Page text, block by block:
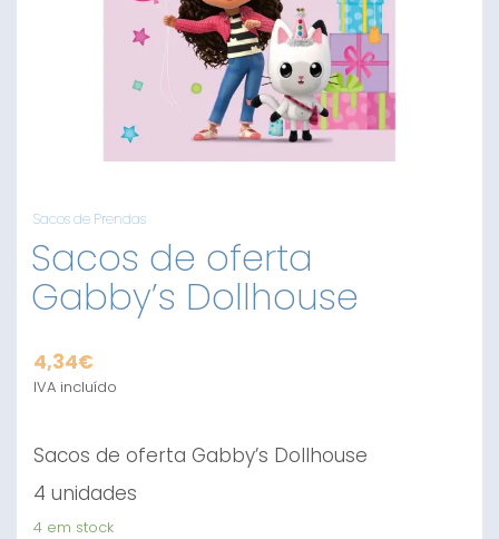
Sacos de Prendas
Sacos de oferta
Gabby’s Dollhouse
4,34€
IVA incluído
Sacos de oferta Gabby’s Dollhouse
4 unidades
4 em stock